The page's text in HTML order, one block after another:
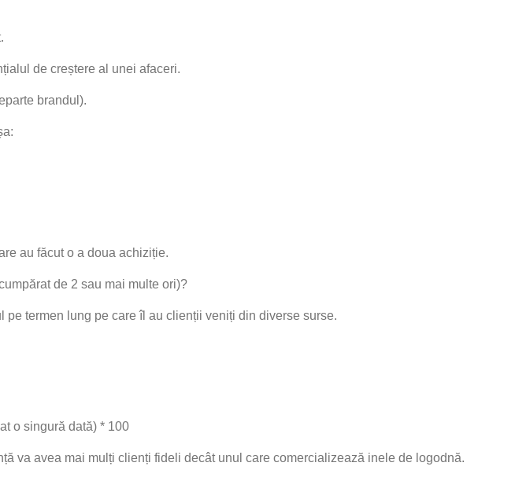
de creștere al unei afaceri.
brandul).
au făcut o a doua achiziție.
de 2 sau mai multe ori)?
termen lung pe care îl au clienții veniți din diverse surse.
o singură dată) * 100
va avea mai mulți clienți fideli decât unul care comercializează inele de logodnă.